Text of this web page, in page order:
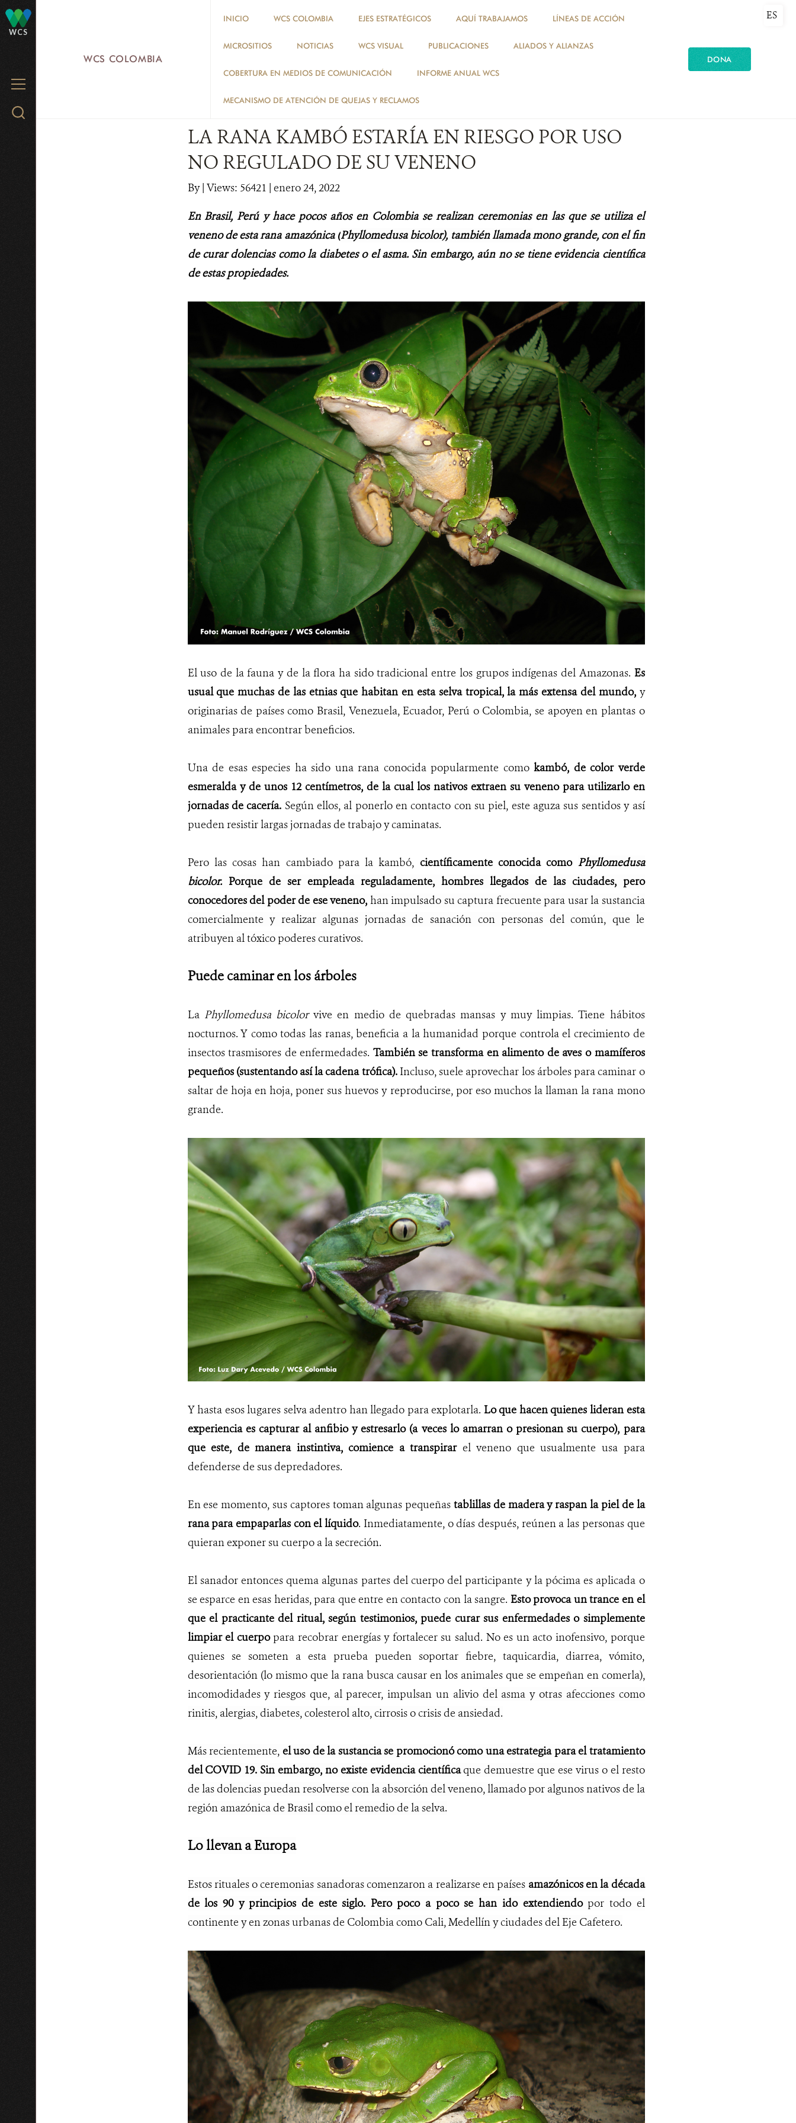
WCS
MENU
Search
WCS COLOMBIA
INICIO WCS COLOMBIA EJES ESTRATÉGICOS AQUÍ TRABAJAMOS LÍNEAS DE ACCIÓN
MICROSITIOS NOTICIAS WCS VISUAL PUBLICACIONES ALIADOS Y ALIANZAS
COBERTURA EN MEDIOS DE COMUNICACIÓN INFORME ANUAL WCS
MECANISMO DE ATENCIÓN DE QUEJAS Y RECLAMOS
DONA
ES
NOTICIAS
LA RANA KAMBÓ ESTARÍA EN RIESGO POR USO
NO REGULADO DE SU VENENO
By| Views: 56421 | enero 24, 2022
En Brasil, Perú y hace pocos años en Colombia se realizan ceremonias en las que se utiliza el
veneno de esta rana amazónica (Phyllomedusa bicolor), también llamadamono grande, con el fin
de curar dolencias como la diabetes o el asma. Sin embargo, aún no se tiene evidencia científica
de estas propiedades.
El uso de la fauna y de la flora ha sido tradicional entre los grupos indígenas del Amazonas. Es
usual que muchas de las etnias que habitan en esta selva tropical, la más extensa del mundo,y
originarias de países como Brasil, Venezuela, Ecuador, Perú o Colombia, se apoyen en plantas o
animales para encontrar beneficios.
Una de esas especies ha sido una rana conocida popularmente como kambó, de color verde
esmeralda y de unos 12 centímetros, de la cual los nativos extraen su veneno para utilizarlo en
jornadas de cacería. Según ellos, al ponerlo en contacto con su piel, este aguza sus sentidos y así
pueden resistir largas jornadas de trabajo y caminatas.
Pero las cosas han cambiado para la kambó, científicamente conocida como Phyllomedusa
bicolor. Porque de ser empleada reguladamente, hombres llegados de las ciudades, pero
conocedores del poder de ese veneno, han impulsado su captura frecuente para usar la sustancia
comercialmente y realizar algunas jornadas de sanación con personas del común, que le
atribuyen al tóxico poderes curativos.
Puede caminar en los árboles
La Phyllomedusa bicolorvive en medio de quebradas mansas y muy limpias. Tiene hábitos
nocturnos. Y como todas las ranas, beneficia a la humanidad porque controla el crecimiento de
insectos trasmisores de enfermedades. También se transforma en alimento de aves o mamíferos
pequeños (sustentando así la cadena trófica).Incluso, suele aprovechar los árboles para caminar o
saltar de hoja en hoja, poner sus huevos y reproducirse, por eso muchos la llaman la rana mono
grande.
Y hasta esos lugares selva adentro han llegado para explotarla. Lo que hacen quienes lideran esta
experiencia es capturar al anfibio y estresarlo (a veces lo amarran o presionan su cuerpo), para
que este, de manera instintiva, comience a transpirarel veneno que usualmente usa para
defenderse de sus depredadores.
En ese momento, sus captores toman algunas pequeñas tablillas de madera y raspan la piel de la
rana para empaparlas con el líquido. Inmediatamente, o días después, reúnen a las personas que
quieran exponer su cuerpo a la secreción.
El sanador entonces quema algunas partes del cuerpo del participante y la pócima es aplicada o
se esparce en esas heridas, para que entre en contacto con la sangre. Esto provoca un trance en el
que el practicante del ritual, según testimonios, puede curar sus enfermedades o simplemente
limpiar el cuerpopara recobrar energías y fortalecer su salud. No es un acto inofensivo, porque
quienes se someten a esta prueba pueden soportar fiebre, taquicardia, diarrea, vómito,
desorientación (lo mismo que la rana busca causar en los animales que se empeñan en comerla),
incomodidades y riesgos que, al parecer, impulsan un alivio del asma y otras afecciones como
rinitis, alergias, diabetes, colesterol alto, cirrosis o crisis de ansiedad.
Más recientemente, el uso de la sustancia se promocionó como una estrategia para el tratamiento
del COVID 19. Sin embargo, no existe evidencia científicaque demuestre que ese virus o el resto
de las dolencias puedan resolverse con la absorción del veneno, llamado por algunos nativos de la
región amazónica de Brasil como el remedio de la selva.
Lo llevan a Europa
Estos rituales o ceremonias sanadoras comenzaron a realizarse en países amazónicos en la década
de los 90 y principios de este siglo. Pero poco a poco se han ido extendiendopor todo el
continente y en zonas urbanas de Colombia como Cali, Medellín y ciudades del Eje Cafetero.